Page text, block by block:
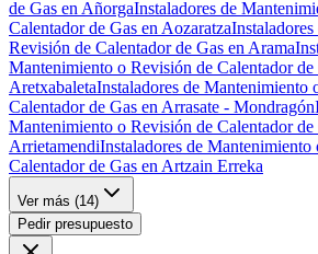
de Gas en AñorgaInstaladores de
Calentador de Gas en Aozaratza
Revisión de Calentador de Gas en Arama
Mantenimiento o Revisión de Calentador de
AretxabaletaInstaladores de Mantenimiento
Calentador de Gas en Arrasate - Mondragón
Mantenimiento o Revisión de Calentador de
ArrietamendiInstaladores de Mantenimiento
Calentador de Gas en Artzain Erreka
Ver más (14)
Pedir presupuesto